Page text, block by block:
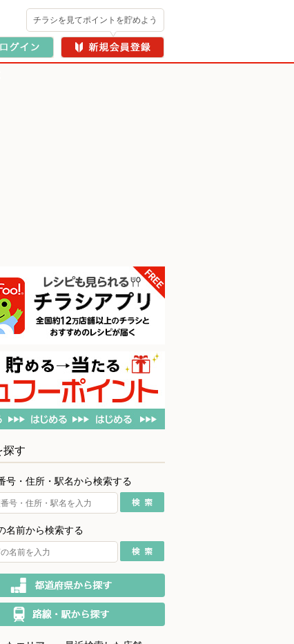
チラシを見てポイントを貯めよう
探す
号・住所・駅名から検索する
名前から検索する